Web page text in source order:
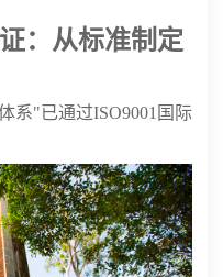
：从标准制定
系"已通过ISO9001国际